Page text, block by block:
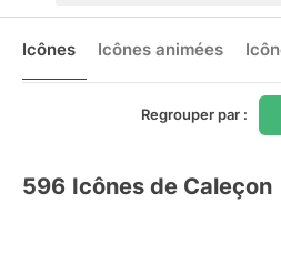
Icônes Icônes animées
Regrouper par :
596 Icônes de Caleçon